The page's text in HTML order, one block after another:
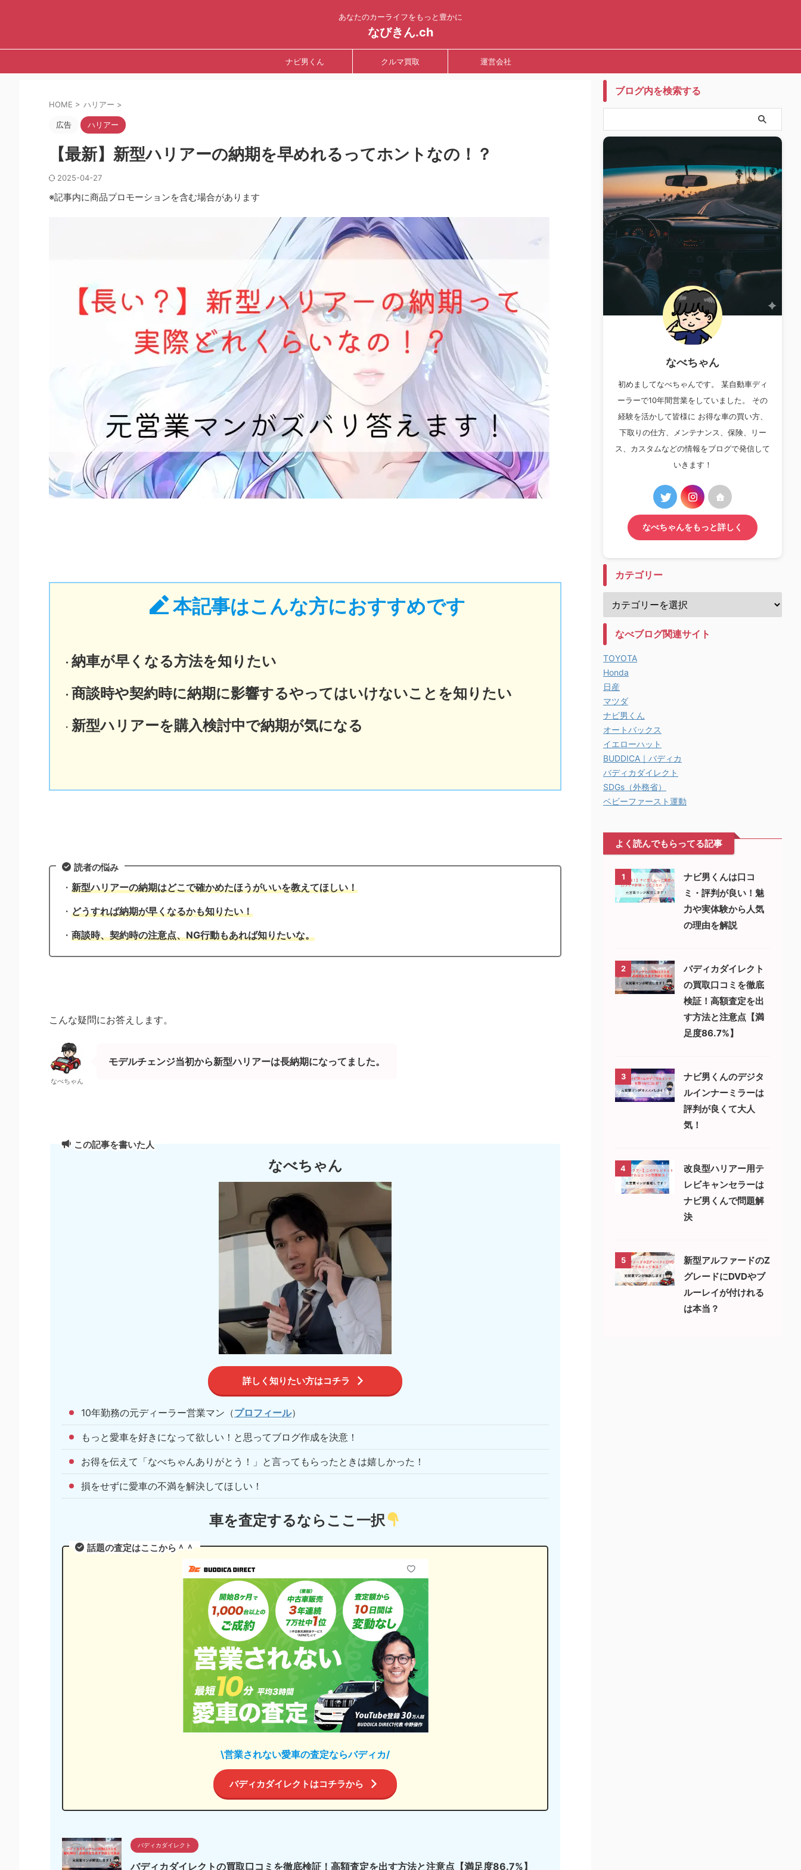
あなたのカーライフをもっと豊かに
なびきん.ch
ナビ男くん クルマ買取 運営会社
HOME > ハリアー >
広告 ハリアー
【最新】新型ハリアーの納期を早めれるってホントなの！？
2025-04-27
※記事内に商品プロモーションを含む場合があります
本記事はこんな方におすすめです
・ 納車が早くなる方法を知りたい
・ 商談時や契約時に納期に影響するやってはいけないことを知りたい
・ 新型ハリアーを購入検討中で納期が気になる
読者の悩み
・ 新型ハリアーの納期はどこで確かめたほうがいいを教えてほしい！
・ どうすれば納期が早くなるかも知りたい！
・ 商談時、契約時の注意点、NG行動もあれば知りたいな。
こんな疑問にお答えします。
なべちゃん
モデルチェンジ当初から新型ハリアーは長納期になってました。
この記事を書いた人
なべちゃん
詳しく知りたい方はコチラ
10年勤務の元ディーラー営業マン（プロフィール）
もっと愛車を好きになって欲しい！と思ってブログ作成を決意！
お得を伝えて「なべちゃんありがとう！」と言ってもらったときは嬉しかった！
損をせずに愛車の不満を解決してほしい！
車を査定するならここ一択
話題の査定はここから＾＾
\営業されない愛車の査定ならバディカ/
バディカダイレクトはコチラから
バディカダイレクト
バディカダイレクトの買取口コミを徹底検証！高額査定を出す方法と注意点【満足度86.7%】
ブログ内を検索する
なべちゃん
初めましてなべちゃんです。 某自動車ディ
ーラーで10年間営業をしていました。 その
経験を活かして皆様に お得な車の買い方、
下取りの仕方、メンテナンス、保険、リー
ス、カスタムなどの情報をブログで発信して
いきます！
なべちゃんをもっと詳しく
カテゴリー
なべブログ関連サイト
TOYOTA
Honda
日産
マツダ
ナビ男くん
オートバックス
イエローハット
BUDDICA｜バディカ
バディカダイレクト
SDGs（外務省）
ベビーファースト運動
よく読んでもらってる記事
1
ナビ男くんは口コ
ミ・評判が良い！魅
力や実体験から人気
の理由を解説
2
バディカダイレクト
の買取口コミを徹底
検証！高額査定を出
す方法と注意点【満
足度86.7%】
3
ナビ男くんのデジタ
ルインナーミラーは
評判が良くて大人
気！
4
改良型ハリアー用テ
レビキャンセラーは
ナビ男くんで問題解
決
5
新型アルファードのZ
グレードにDVDやブ
ルーレイが付けれる
は本当？